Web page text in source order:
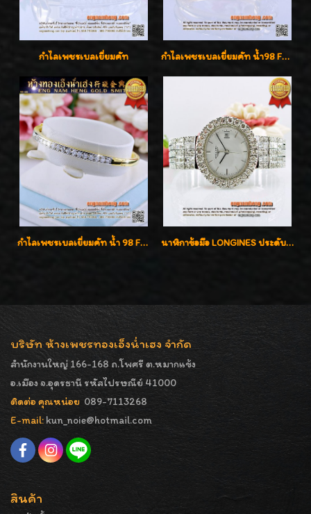
กำไลเพชรเบลเยี่ยมคัท กำไลเพชรเบลเยี่ยมคัท น้ำ98 F-Color/VVS น้ำหนักเพชรรวม 3.00 กะรัต สวยไม่ซ้ำใครค่ะ
กำไลเพชรเบลเยี่ยมคัท น้ำ 98 F-Color/VVS เพชร 22 เม็ด น้ำหนักเพชรรวม 1.97 กะรัต ตัวเรือนตัน หนาแข็งแรง เพชรสวย ขาวจั๊ว ทุกเม็ด เล่นไฟ่วิ้งสุดๆค่ะ เปิดราคาโปรโมชั่น ถูกสุดๆค่ะ นาฬิกาข้อมือ LONGINES ประดับเพชร 5.20 กะรัต ใส่เล่น ใส่ออกงานหรูหราไฮโซค่ะ
บริษัท ห้างเพชรทองเอ็งน่ำเฮง จำกัด
สำนักงานใหญ่ 166-168 ถ.โพศรี ต.หมากแข้ง
อ.เมือง จ.อุดรธานี รหัสไปรษณีย์ 41000
ติดต่อ คุณหน่อย 089-7113268
E-mail: kun_noie@hotmail.com
สินค้า